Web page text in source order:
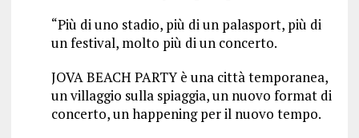
“Più di uno stadio, più di un palasport, più di
un festival, molto più di un concerto.
JOVA BEACH PARTY è una città temporanea,
un villaggio sulla spiaggia, un nuovo format di
concerto, un happening per il nuovo tempo.